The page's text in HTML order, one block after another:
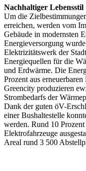
Nachhaltiger Lebensstil
Um die
erreichen, werden vom
Gebäude in modernsten
Energieversorgung
Elektrizitätswerk der
Energiequellen für die
und Erdwärme. Die
Prozent aus
Greencity produzieren
Strombedarfs der
Dank der guten öV-
einer Bushaltestelle
werden. Rund 10
Elektrofahrzeuge
Areal rund 3 500